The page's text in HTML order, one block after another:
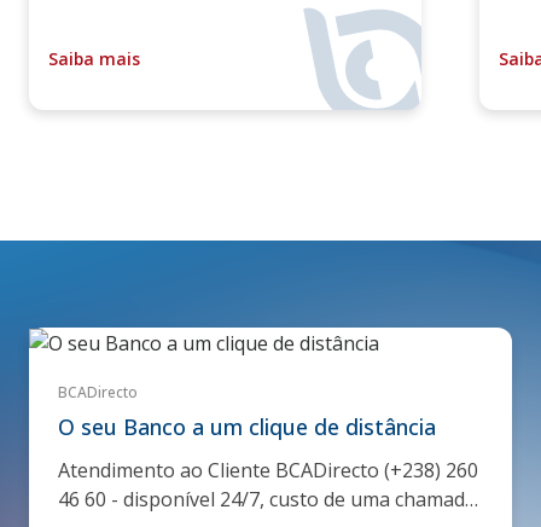
Saiba mais
BCADirecto
O seu Banco a um clique de distância
Atendimento ao Cliente BCADirecto (+238) 260
46 60 - disponível 24/7, custo de uma chamada